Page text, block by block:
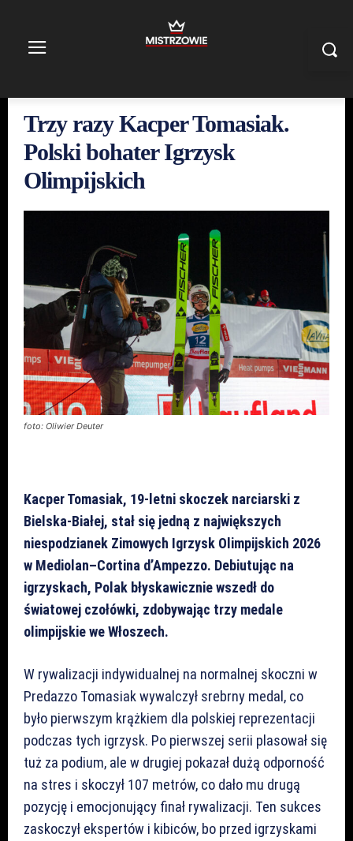
Trzy razy Kacper Tomasiak.
Polski bohater Igrzysk
Olimpijskich
foto: Oliwier Deuter
Kacper Tomasiak, 19-letni skoczek narciarski z
Bielska-Białej, stał się jedną z największych
niespodzianek Zimowych Igrzysk Olimpijskich 2026
w Mediolan–Cortina d’Ampezzo. Debiutując na
igrzyskach, Polak błyskawicznie wszedł do
światowej czołówki, zdobywając trzy medale
olimpijskie we Włoszech.
W rywalizacji indywidualnej na normalnej skoczni w
Predazzo Tomasiak wywalczył srebrny medal, co
było pierwszym krążkiem dla polskiej reprezentacji
podczas tych igrzysk. Po pierwszej serii plasował się
tuż za podium, ale w drugiej pokazał dużą odporność
na stres i skoczył 107 metrów, co dało mu drugą
pozycję i emocjonujący finał rywalizacji. Ten sukces
zaskoczył ekspertów i kibiców, bo przed igrzyskami